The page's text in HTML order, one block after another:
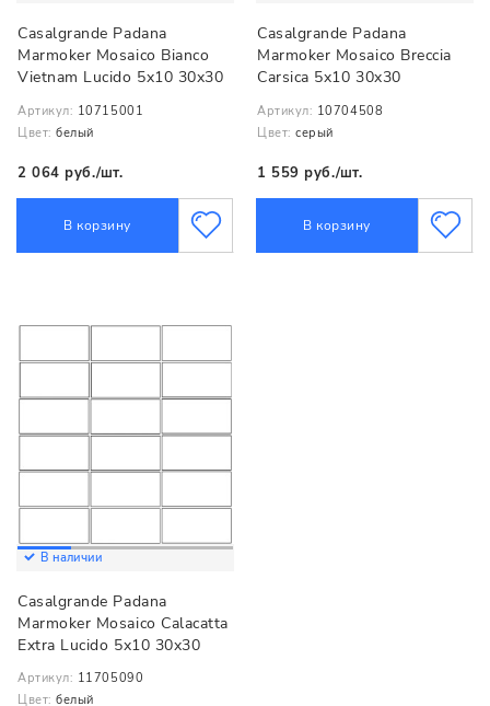
Casalgrande Padana
Marmoker Mosaico Bianco
Vietnam Lucido 5x10 30x30
Артикул: 10715001
Цвет: белый
2 064 руб./шт.
В корзину
Casalgrande Padana
Marmoker Mosaico Breccia
Carsica 5x10 30x30
Артикул: 10704508
Цвет: серый
1 559 руб./шт.
В корзину
В наличии
Casalgrande Padana
Marmoker Mosaico Calacatta
Extra Lucido 5x10 30x30
Артикул: 11705090
Цвет: белый